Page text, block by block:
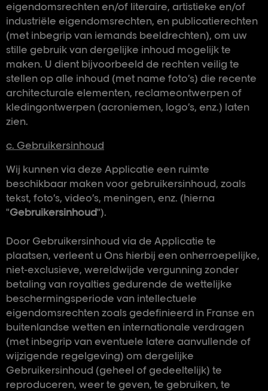
eigendomsrechten en/of literaire, artistieke en/of
industriële eigendomsrechten, en publicatierechten
(met inbegrip van iemands beeldrechten), om uw
stille gebruik van dergelijke inhoud mogelijk te
maken. U dient bijvoorbeeld de rechten veilig te
stellen op alle inhoud (met name foto’s) die recente
architecturale elementen, reclameontwerpen of
kledingontwerpen (acroniemen, logo’s, enz.) laten
zien.
c. Gebruikersinhoud
Wij kunnen via deze Applicatie een ruimte
beschikbaar maken voor gebruikersinhoud, zoals
tekst, foto’s, video’s, meningen, enz. (hierna
"Gebruikersinhoud").
Door Gebruikersinhoud via de Applicatie te
plaatsen, verleent u Ons hierbij een onherroepelijke,
niet-exclusieve, wereldwijde vergunning zonder
betaling van royalties gedurende de wettelijke
beschermingsperiode van intellectuele
eigendomsrechten zoals gedefinieerd in Franse en
buitenlandse wetten en internationale verdragen
(met inbegrip van eventuele latere aanvullende of
wijzigende regelgeving) om dergelijke
Gebruikersinhoud (geheel of gedeeltelijk) te
reproduceren, weer te geven, te gebruiken, te